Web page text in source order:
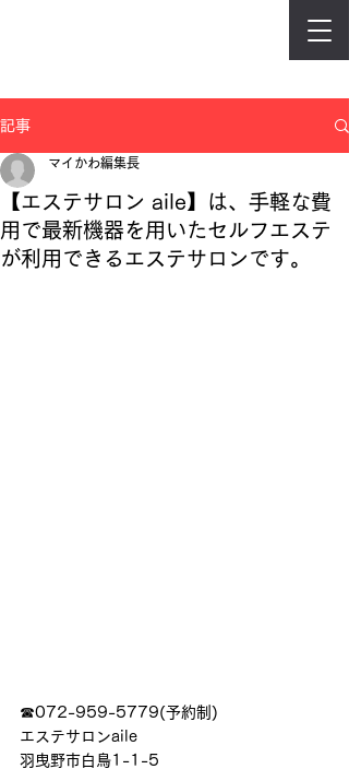
記事
【エステサロン aile】は、手軽な費
用で最新機器を用いたセルフエステ
が利用できるエステサロンです。
マイかわ編集長
☎072-959-5779(予約制)
エステサロンaile
羽曳野市白鳥1-1-5